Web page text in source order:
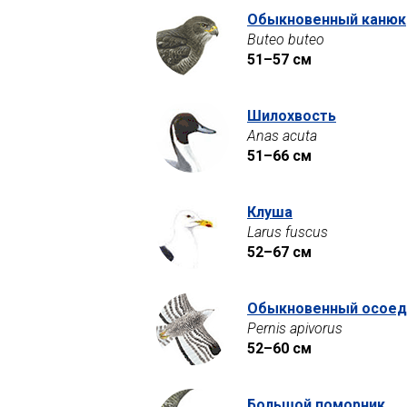
Обыкновенный канюк
Buteo buteo
51–57 см
Шилохвость
Anas acuta
51–66 см
Клуша
Larus fuscus
52–67 см
Обыкновенный осоед
Pernis apivorus
52–60 см